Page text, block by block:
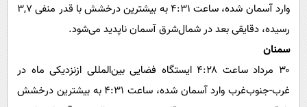
وارد آسمان شده، ساعت ۴:۳۱ به بیشترین درخشش با قدر منفی ۳,۷
رسیده، دقایقی بعد در شمال‌شرق آسمان ناپدید می‌شود.
سمنان
۳۰ مرداد ساعت ۴:۲۸ ایستگاه فضایی بین‌المللی ازنزدیکی ماه در‌
غرب-جنوب‌غرب وارد آسمان شده، ساعت ۴:۳۱ به بیشترین درخشش